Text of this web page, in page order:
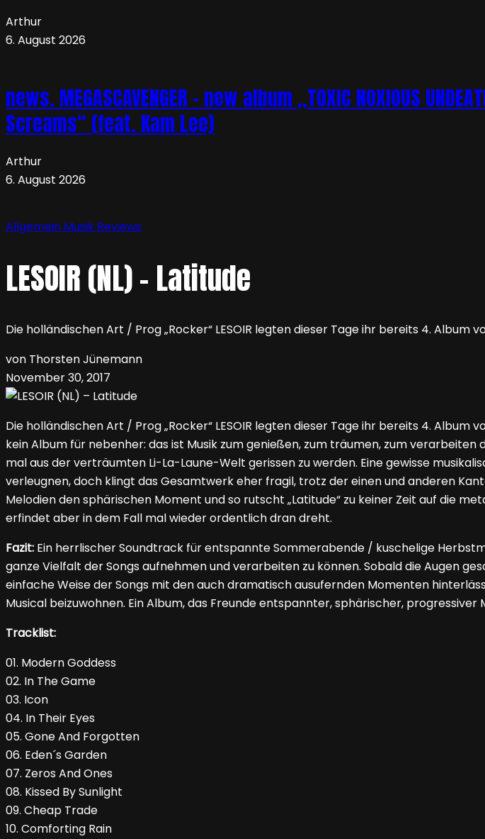
Arthur
6. August 2026
news. MEGASCAVENGER – new album „TOXIC NOXIOUS
Screams“ (feat. Kam Lee)
Arthur
6. August 2026
Allgemein Musik Reviews
LESOIR (NL) – Latitude
Die holländischen Art / Prog „Rocker“ LESOIR legten dieser Tage ihr bereits 4. Album
von Thorsten Jünemann
November 30, 2017
Die holländischen Art / Prog „Rocker“ LESOIR legten dieser Tage ihr bereits 4.
kein Album für nebenher: das ist Musik zum genießen, zum träumen, zum
mal aus der verträumten Li-La-Laune-Welt gerissen zu werden. Eine gewisse
verleugnen, doch klingt das Gesamtwerk eher fragil, trotz der einen und anderen
Melodien den sphärischen Moment und so rutscht „Latitude“ zu keiner Zeit auf die
erfindet aber in dem Fall mal wieder ordentlich dran dreht.
Fazit: Ein herrlischer Soundtrack für entspannte Sommerabende / kuschelige
ganze Vielfalt der Songs aufnehmen und verarbeiten zu können. Sobald die Augen
einfache Weise der Songs mit den auch dramatisch ausufernden Momenten
Musical beizuwohnen. Ein Album, das Freunde entspannter, sphärischer,
Tracklist:
01. Modern Goddess
02. In The Game
03. Icon
04. In Their Eyes
05. Gone And Forgotten
06. Eden´s Garden
07. Zeros And Ones
08. Kissed By Sunlight
09. Cheap Trade
10. Comforting Rain